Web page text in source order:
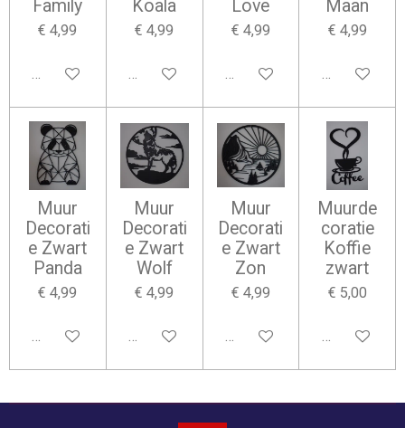
Family
€ 4,99
In winkelwagen
Koala
€ 4,99
In winkelwagen
Love
€ 4,99
In winkelwagen
Maan
€ 4,99
In
Muur
Decorati
e Zwart
Panda
€ 4,99
In winkelwagen
Muur
Decorati
e Zwart
Wolf
€ 4,99
In winkelwagen
Muur
Decorati
e Zwart
Zon
€ 4,99
In winkelwagen
Muurde
coratie
Koffie
zwart
€ 5,00
In